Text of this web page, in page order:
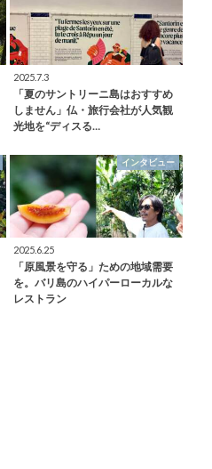
2025.7.3
「夏のサントリーニ島はおすすめ
しません」仏・旅行会社が人気観
光地を“ディスる…
インタビュー
2025.6.25
「原風景を守る」ための地域需要
を。バリ島のハイパーローカルな
レストラン